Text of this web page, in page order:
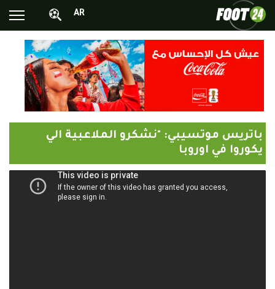
الأخبار الوطنية
الأخبار العالمية
محترفونا بالخارج
ألبومات الصور
أخبار متفرقة
AR
باتريس موتسيبي: "نشكرو الملاعبية الي
يكوروا في اوروبا